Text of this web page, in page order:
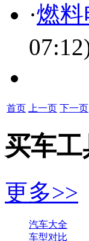
·燃
首页 上一页 下一页
买车工
更多>>
汽车大全
车型对比